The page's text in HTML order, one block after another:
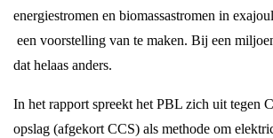
energiestromen en biomassastromen in
een voorstelling van te maken. Bij een
dat helaas anders.
In het rapport spreekt het PBL zich uit tegen
opslag (afgekort CCS) als methode om